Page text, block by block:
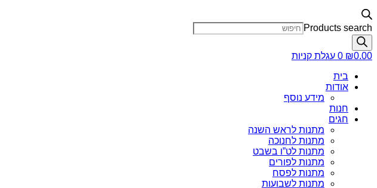
Products search
₪0.00
0 עגלת קניות
בית
אודות
מידע נוסף
חנות
חגים
מתנות לראש השנה
מתנות לחנוכה
מתנות לט”ו בשבט
מתנות לפורים
מתנות לפסח
מתנות לשבועות